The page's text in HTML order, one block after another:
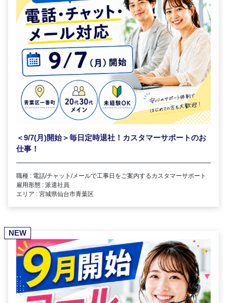
＜9/7(月)開始＞毎日定時退社！カスタマーサポートのお
仕事！
職種 : 電話/チャット/メールで工事日をご案内するカスタマーサポート
雇用形態 : 派遣社員
エリア : 宮城県仙台市青葉区
NEW